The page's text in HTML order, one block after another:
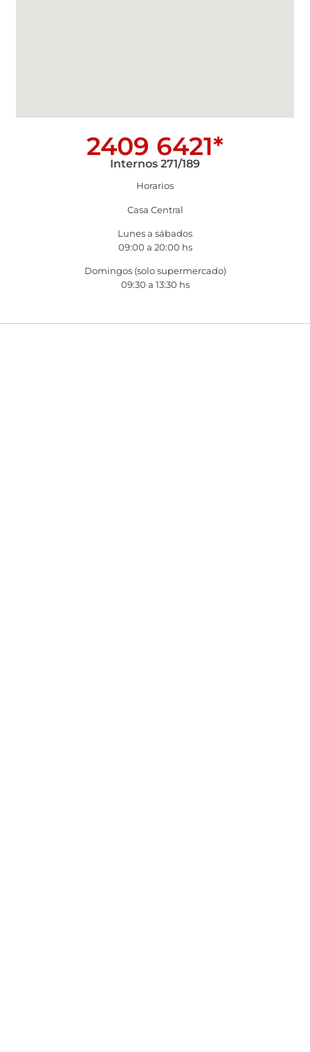
2409 6421*
Internos 271/189
Horarios
Casa Central
Lunes a sábados
09:00 a 20:00 hs
Domingos (solo supermercado)
09:30 a 13:30 hs